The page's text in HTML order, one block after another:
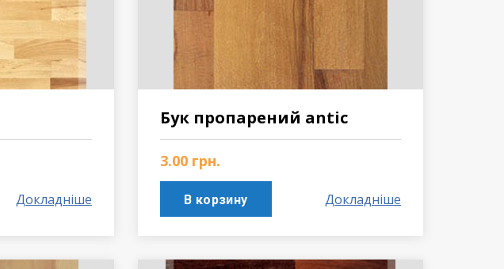
Докладніше
Бук пропарений antic
3.00 грн.
В корзину Докладніше